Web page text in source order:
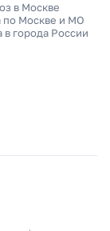
в Москве
по Москве и МО
в города России